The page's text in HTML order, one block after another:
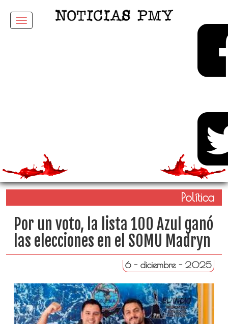
Menu
Política
Por un voto, la lista 100 Azul ganó
las elecciones en el SOMU Madryn
6 - diciembre - 2025